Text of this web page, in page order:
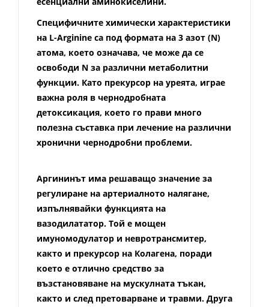
Специфичните химически характеристики
на L-Arginine са под формата на 3 азот (N)
атома, което означава, че може да се
освободи N за различни метаболитни
функции. Като прекурсор на уреята, играе
важна роля в чернодробната
детоксикация, което го прави много
полезна съставка при лечение на различни
хронични чернодробни проблеми.
Аргининът има решаващо значение за
регулиране на артериалното налягане,
изпълнявайки функцията на
вазодилататор. Той е мощен
имуномодулатор и невротрансмитер,
както и прекурсор на Колагена, поради
което е отлично средство за
възстановяване на мускулната тъкан,
както и след претоварване и травми. Друга